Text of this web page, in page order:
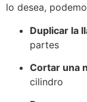
lo desea,
Duplicar la
partes
Cortar una
cilindro